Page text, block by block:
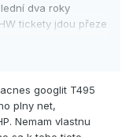
dva roky
tickety jdou přeze
googlit T495
plny net,
Nemam vlastnu